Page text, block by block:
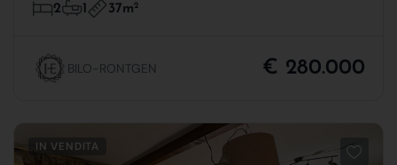
2 1 37m2
BILO-RONTGEN € 280.000
IN VENDITA